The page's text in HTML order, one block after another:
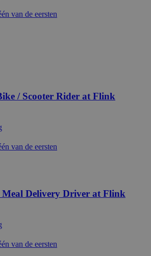
van de eersten
/ Scooter Rider at Flink
van de eersten
Delivery Driver at Flink
van de eersten